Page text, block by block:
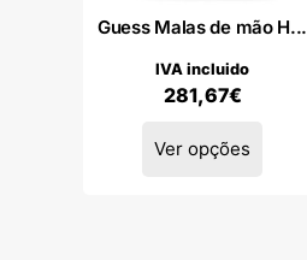
Guess Malas de mão H...
281,67€
IVA incluido
Ver opções